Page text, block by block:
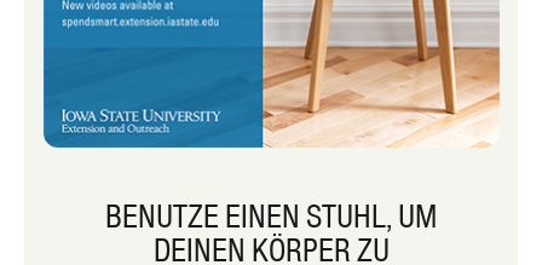
BENUTZE EINEN STUHL, UM
DEINEN KÖRPER ZU